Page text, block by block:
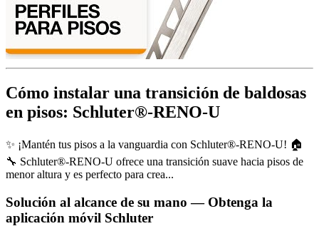
Cómo instalar una transición de baldosas
en pisos: Schluter®-RENO-U
✨ ¡Mantén tus pisos a la vanguardia con Schluter®-RENO-U! 🏠
🔧 Schluter®-RENO-U ofrece una transición suave hacia pisos de
menor altura y es perfecto para crea...
Solución al alcance de su mano — Obtenga la
aplicación móvil Schluter